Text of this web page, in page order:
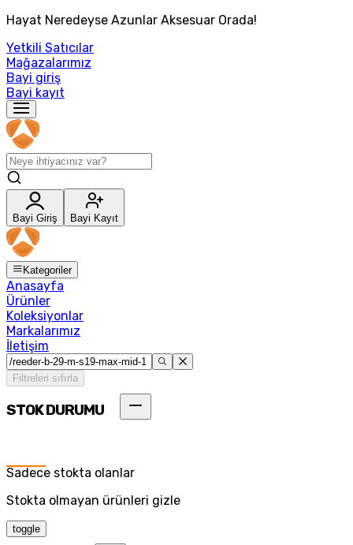
Hayat Neredeyse Azunlar Aksesuar Orada!
Yetkili Satıcılar
Mağazalarımız
Bayi giriş
Bayi kayıt
Bayi Giriş Bayi Kayıt
Kategoriler
Anasayfa
Ürünler
Koleksiyonlar
Markalarımız
İletişim
Filtreleri sıfırla
STOK DURUMU
Sadece stokta olanlar
Stokta olmayan ürünleri gizle
toggle